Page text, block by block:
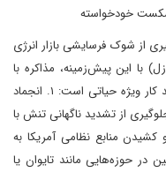
از شوک فرسایشی بازار انرژی
با این پیش‌زمینه، مذاکره با
ایران در چارچوب راهبرد کلان آمریکا دارای چند کار ویژه حیاتی است: ۱. انجماد
از تشدید ناگهانی تنش با
منابع نظامی آمریکا به
در حوزه‌هایی مانند تایوان یا